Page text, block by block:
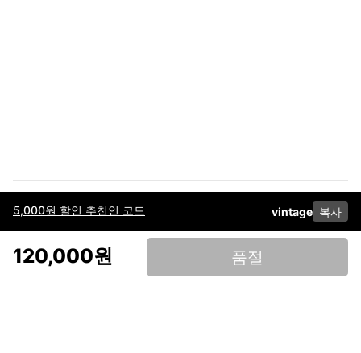
5,000원 할인 추천인 코드 vintage 복사
120,000원 품절
이용약관고객센터판매개인정보 처리방침사업자 정보다운로드